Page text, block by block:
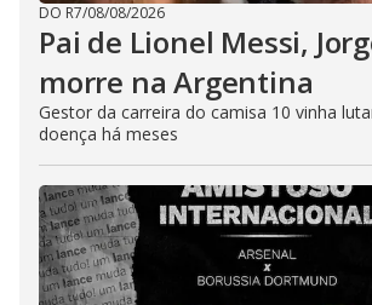
DO R7/08/08/2026
Pai de Lionel Messi,
morre na Argentina
Gestor da carreira do camisa 10 vinha
doença há meses